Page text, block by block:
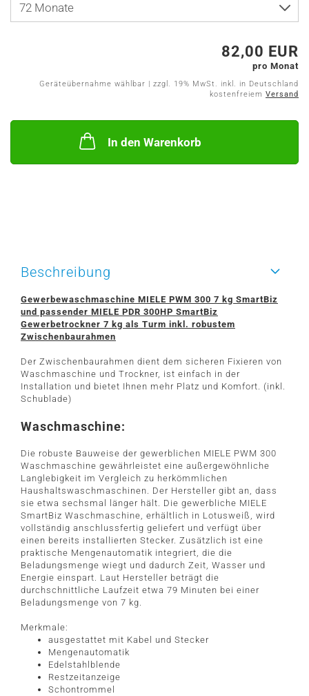
82,00 EUR
pro Monat
Geräteübernahme wählbar | zzgl. 19% MwSt. inkl. in Deutschland
kostenfreiem Versand
In den Warenkorb
Beschreibung
Gewerbewaschmaschine MIELE PWM 300 7 kg SmartBiz
und passender MIELE PDR 300HP SmartBiz
Gewerbetrockner 7 kg als Turm inkl. robustem
Zwischenbaurahmen
Der Zwischenbaurahmen dient dem sicheren Fixieren von
Waschmaschine und Trockner, ist einfach in der
Installation und bietet Ihnen mehr Platz und Komfort. (inkl.
Schublade)
Waschmaschine:
Die robuste Bauweise der gewerblichen MIELE PWM 300
Waschmaschine gewährleistet eine außergewöhnliche
Langlebigkeit im Vergleich zu herkömmlichen
Haushaltswaschmaschinen. Der Hersteller gibt an, dass
sie etwa sechsmal länger hält. Die gewerbliche MIELE
SmartBiz Waschmaschine, erhältlich in Lotusweiß, wird
vollständig anschlussfertig geliefert und verfügt über
einen bereits installierten Stecker. Zusätzlich ist eine
praktische Mengenautomatik integriert, die die
Beladungsmenge wiegt und dadurch Zeit, Wasser und
Energie einspart. Laut Hersteller beträgt die
durchschnittliche Laufzeit etwa 79 Minuten bei einer
Beladungsmenge von 7 kg.
Merkmale:
ausgestattet mit Kabel und Stecker
Mengenautomatik
Edelstahlblende
Restzeitanzeige
Schontrommel